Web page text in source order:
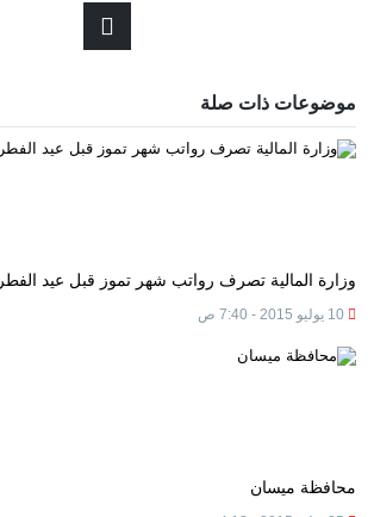
موضوعات ذات صلة
وزارة المالية تصرف رواتب شهر تموز قبل عيد الفطر
محافظة ميسان